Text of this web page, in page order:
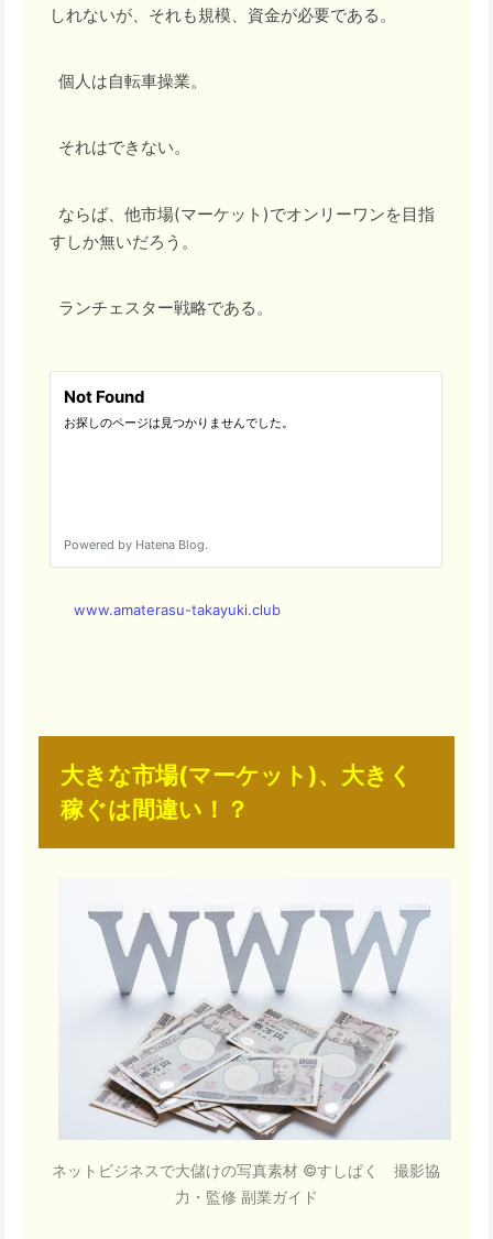
しれないが、それも規模、資金が必要である。
個人は自転車操業。
それはできない。
ならば、他市場(マーケット)でオンリーワンを目指
すしか無いだろう。
ランチェスター戦略である。
www.amaterasu-takayuki.club
大きな市場(マーケット)、大きく
稼ぐは間違い！？
ネットビジネスで大儲けの写真素材 ©すしぱく 撮影協
力・監修 副業ガイド